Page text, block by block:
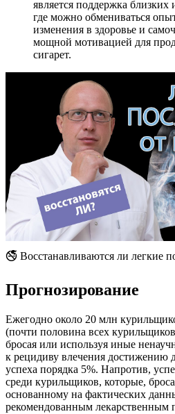
является поддержка близких
где можно обмениваться
изменения в здоровье и
мощной мотивацией для
сигарет.
🚭 Восстанавливаются ли легкие
Прогнозирование
Ежегодно около 20 млн
(почти половина всех
бросая или используя иные
к рецидиву влечения достижению
успеха порядка 5%. Напротив,
среди курильщиков, которые,
основанному на фактических
рекомендованным лекарственным